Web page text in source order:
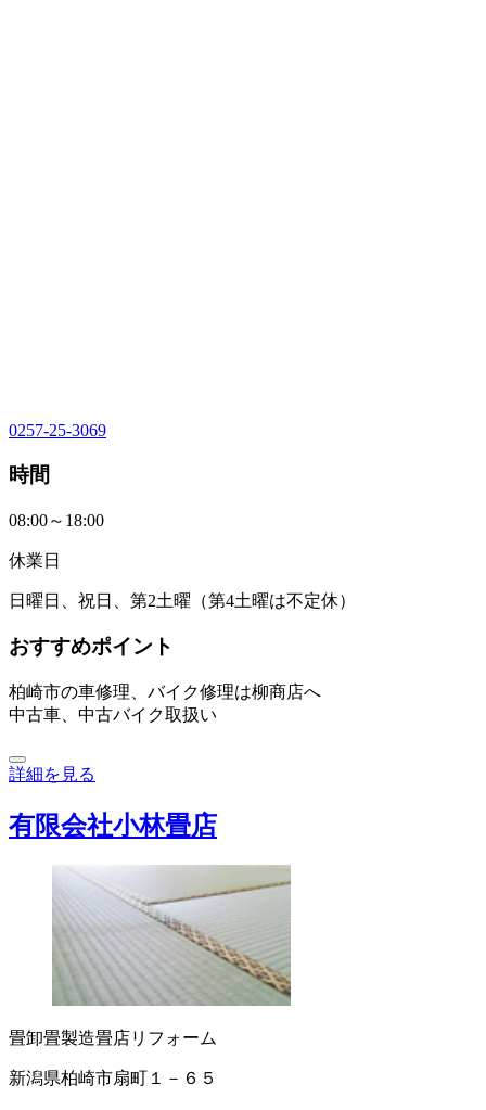
0257-25-3069
時間
08:00～18:00
休業日
日曜日、祝日、第2土曜（第4土曜は不定休）
おすすめポイント
柏崎市の車修理、バイク修理は柳商店へ
中古車、中古バイク取扱い
詳細を見る
有限会社小林畳店
畳卸畳製造畳店リフォーム
新潟県柏崎市扇町１－６５